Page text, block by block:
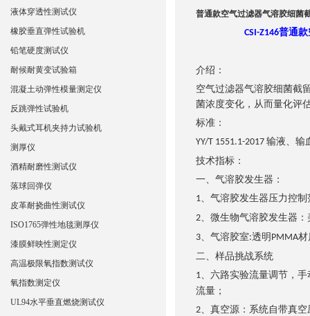
普通款空气过滤器气溶胶细菌
CSI-Z146普通款
介绍：
空气过滤器气溶胶细菌截
菌浓度变化，从而量化评
标准：
YY/T 1551.1-2017 输液、输
技术指标：
一、气溶胶发生器：
1、气溶胶发生器压力控制
2、微生物气溶胶发生器：
3、气溶胶室:透明 PMMA材
二、样品挑战系统
1、六路实验流量调节， 手
流量；
2、真空源：系统自带真空
液体穿透性测试仪
橡胶垂直弹性试验机
铅笔硬度测试仪
耐候耐黄变试验箱
混凝土动弹性模量测定仪
反跳弹性试验机
头戴式耳机夹持力试验机
测厚仪
酒精耐磨性测试仪
落球回弹仪
皮革耐挠曲性测试仪
ISO1765弹性地毯测厚仪
漆膜鲜映性测定仪
高温极限氧指数测试仪
氧指数测定仪
UL94水平垂直燃烧测试仪